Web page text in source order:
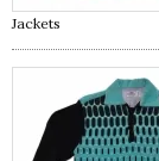
Jackets